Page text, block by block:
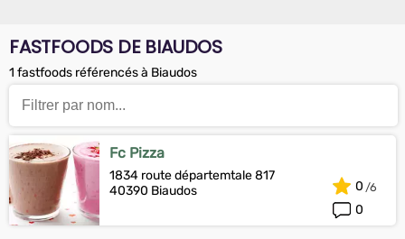
FASTFOODS DE BIAUDOS
1 fastfoods référencés à Biaudos
Fc Pizza
1834 route départemtale 817
40390 Biaudos
0
0